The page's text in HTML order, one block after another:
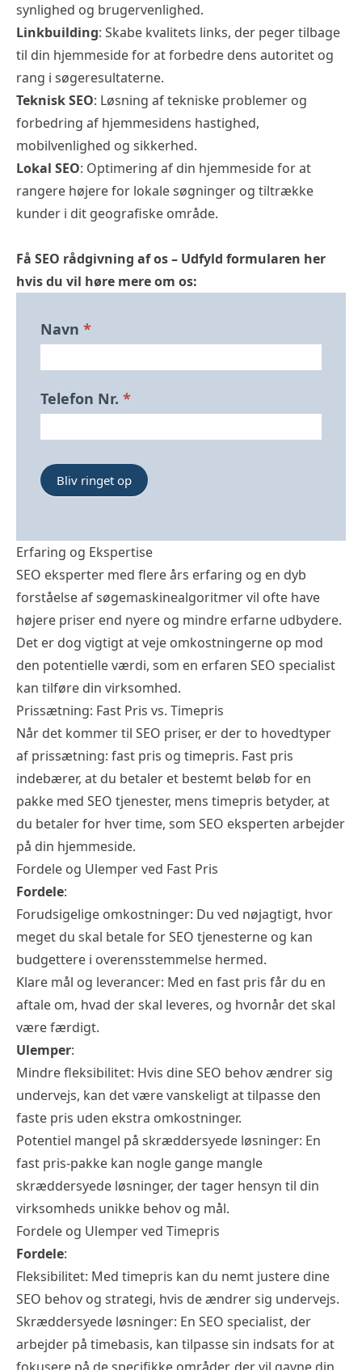
synlighed og brugervenlighed.
Linkbuilding: Skabe kvalitets links, der peger tilbage
til din hjemmeside for at forbedre dens autoritet og
rang i søgeresultaterne.
Teknisk SEO: Løsning af tekniske problemer og
forbedring af hjemmesidens hastighed,
mobilvenlighed og sikkerhed.
Lokal SEO: Optimering af din hjemmeside for at
rangere højere for lokale søgninger og tiltrække
kunder i dit geografiske område.
Få SEO rådgivning af os – Udfyld formularen her
hvis du vil høre mere om os:
Bliv
Ringet
Op
Forside
Navn *
Telefon Nr. *
Bliv ringet op
Erfaring og Ekspertise
SEO eksperter med flere års erfaring og en dyb
forståelse af søgemaskinealgoritmer vil ofte have
højere priser end nyere og mindre erfarne udbydere.
Det er dog vigtigt at veje omkostningerne op mod
den potentielle værdi, som en erfaren SEO specialist
kan tilføre din virksomhed.
Prissætning: Fast Pris vs. Timepris
Når det kommer til SEO priser, er der to hovedtyper
af prissætning: fast pris og timepris. Fast pris
indebærer, at du betaler et bestemt beløb for en
pakke med SEO tjenester, mens timepris betyder, at
du betaler for hver time, som SEO eksperten arbejder
på din hjemmeside.
Fordele og Ulemper ved Fast Pris
Fordele:
Forudsigelige omkostninger: Du ved nøjagtigt, hvor
meget du skal betale for SEO tjenesterne og kan
budgettere i overensstemmelse hermed.
Klare mål og leverancer: Med en fast pris får du en
aftale om, hvad der skal leveres, og hvornår det skal
være færdigt.
Ulemper:
Mindre fleksibilitet: Hvis dine SEO behov ændrer sig
undervejs, kan det være vanskeligt at tilpasse den
faste pris uden ekstra omkostninger.
Potentiel mangel på skræddersyede løsninger: En
fast pris-pakke kan nogle gange mangle
skræddersyede løsninger, der tager hensyn til din
virksomheds unikke behov og mål.
Fordele og Ulemper ved Timepris
Fordele:
Fleksibilitet: Med timepris kan du nemt justere dine
SEO behov og strategi, hvis de ændrer sig undervejs.
Skræddersyede løsninger: En SEO specialist, der
arbejder på timebasis, kan tilpasse sin indsats for at